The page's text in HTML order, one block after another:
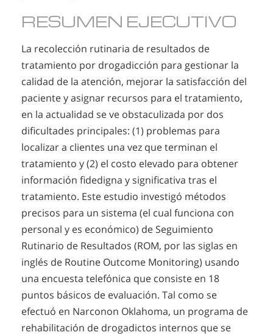
RESUMEN EJECUTIVO
La recolección rutinaria de resultados de
tratamiento por drogadicción para gestionar la
calidad de la atención, mejorar la satisfacción del
paciente y asignar recursos para el tratamiento,
en la actualidad se ve obstaculizada por dos
dificultades principales: (1) problemas para
localizar a clientes una vez que terminan el
tratamiento y (2) el costo elevado para obtener
información fidedigna y significativa tras el
tratamiento. Este estudio investigó métodos
precisos para un sistema (el cual funciona con
personal y es económico) de Seguimiento
Rutinario de Resultados (ROM, por las siglas en
inglés de Routine Outcome Monitoring) usando
una encuesta telefónica que consiste en 18
puntos básicos de evaluación. Tal como se
efectuó en Narconon Oklahoma, un programa de
rehabilitación de drogadictos internos que se